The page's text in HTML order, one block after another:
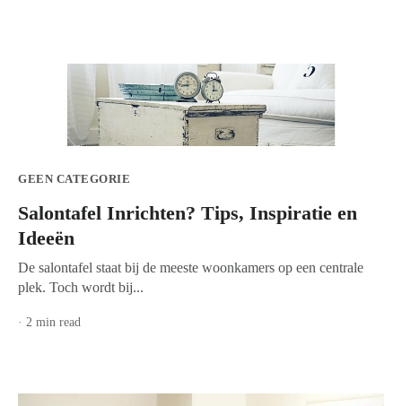
GEEN CATEGORIE
Salontafel Inrichten? Tips, Inspiratie en
Ideeën
De salontafel staat bij de meeste woonkamers op een centrale
plek. Toch wordt bij...
· 2 min read